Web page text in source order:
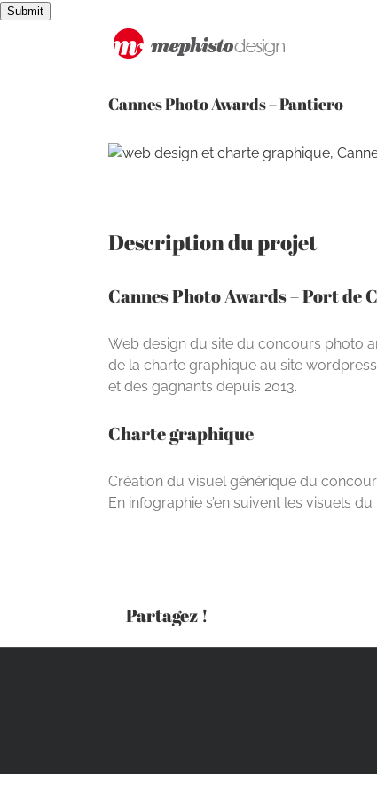
Submit Passer
Cannes Photo Awards – Pantiero
View
Description du projet
Cannes Photo Awards – Port de
Web design du site du concours photo
de la charte graphique au site
et des gagnants depuis 2013.
Charte graphique
Création du visuel générique du
En infographie s’en suivent les visuels
Partagez !